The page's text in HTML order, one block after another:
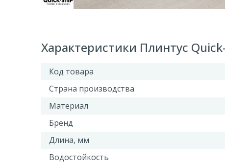
Характеристики Плинтус
Код товара
Страна производства
Материал
Бренд
Длина, мм
Водостойкость